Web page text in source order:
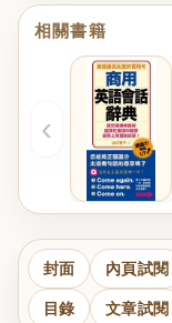
相關書籍
‹
封面 內頁試閱
目錄 文章試閱